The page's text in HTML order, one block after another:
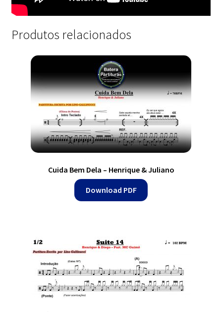
Produtos relacionados
Cuida Bem Dela – Henrique & Juliano
Download PDF